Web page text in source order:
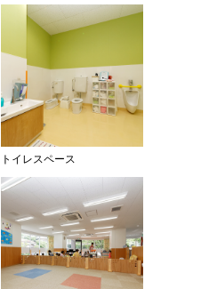
トイレスペース